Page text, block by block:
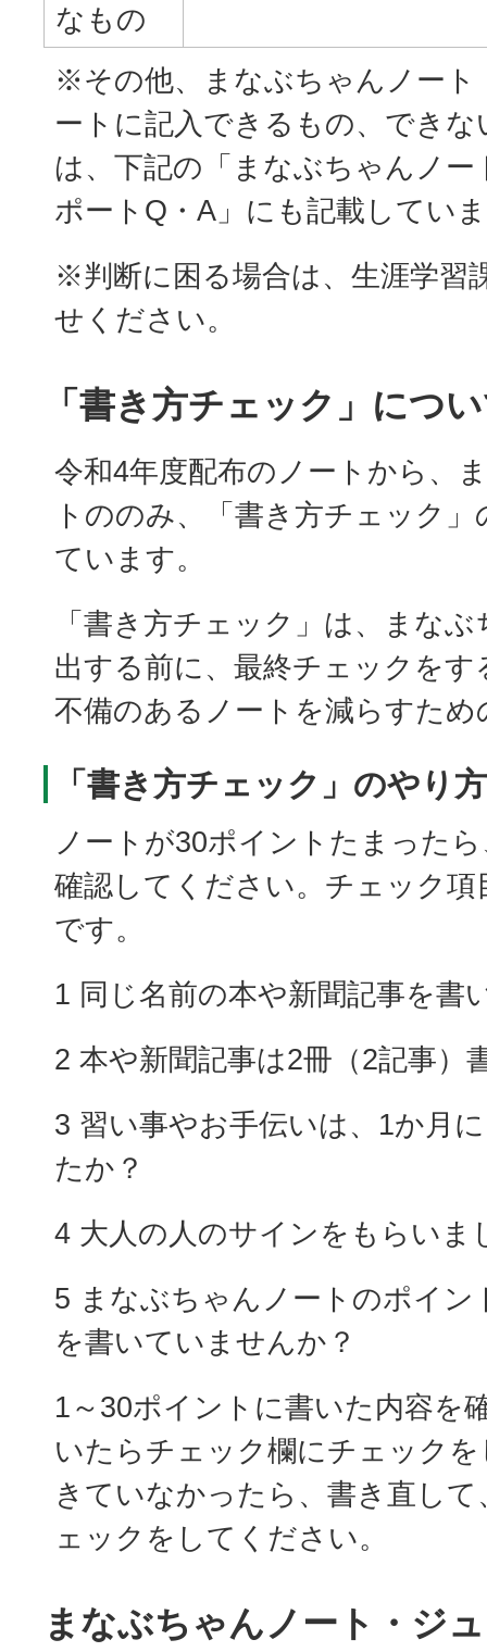
なもの
※その他、まなぶちゃんノート
ートに記入できるもの、でき
は、下記の「まなぶちゃんノ
ポートQ・A」にも記載してい
※判断に困る場合は、生涯学習
せください。
「書き方チェック」につ
令和4年度配布のノートから、
トののみ、「書き方チェック
ています。
「書き方チェック」は、まな
出する前に、最終チェックを
不備のあるノートを減らすため
「書き方チェック」のやり方
ノートが30ポイントたまった
確認してください。チェック項
です。
1 同じ名前の本や新聞記事を書
2 本や新聞記事は2冊（2記事）
3 習い事やお手伝いは、1か月
たか？
4 大人の人のサインをもらいま
5 まなぶちゃんノートのポイン
を書いていませんか？
1～30ポイントに書いた内容を
いたらチェック欄にチェック
きていなかったら、書き直し
ェックをしてください。
まなぶちゃんノート・ジ